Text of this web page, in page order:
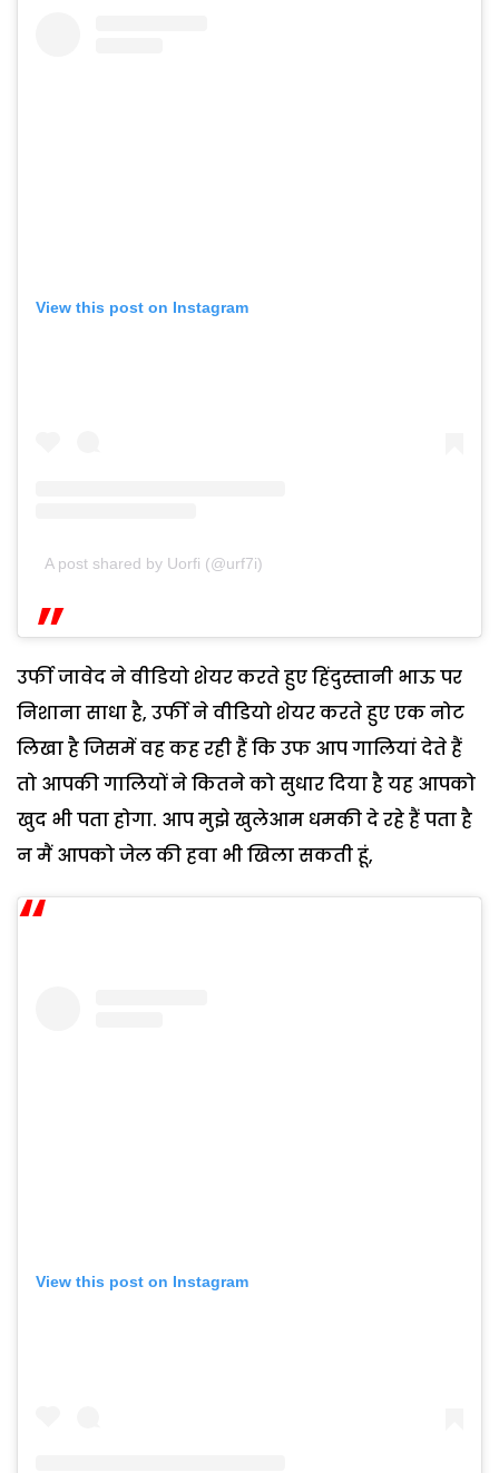
View this post on Instagram
A post shared by Uorfi (@urf7i)
उर्फी जावेद ने वीडियो शेयर करते हुए हिंदुस्तानी भाऊ पर
निशाना साधा है, उर्फी ने वीडियो शेयर करते हुए एक नोट
लिखा है जिसमें वह कह रही हैं कि उफ आप गालियां देते हैं
तो आपकी गालियों ने कितने को सुधार दिया है यह आपको
खुद भी पता होगा. आप मुझे खुलेआम धमकी दे रहे हैं पता है
न मैं आपको जेल की हवा भी खिला सकती हूं,
View this post on Instagram